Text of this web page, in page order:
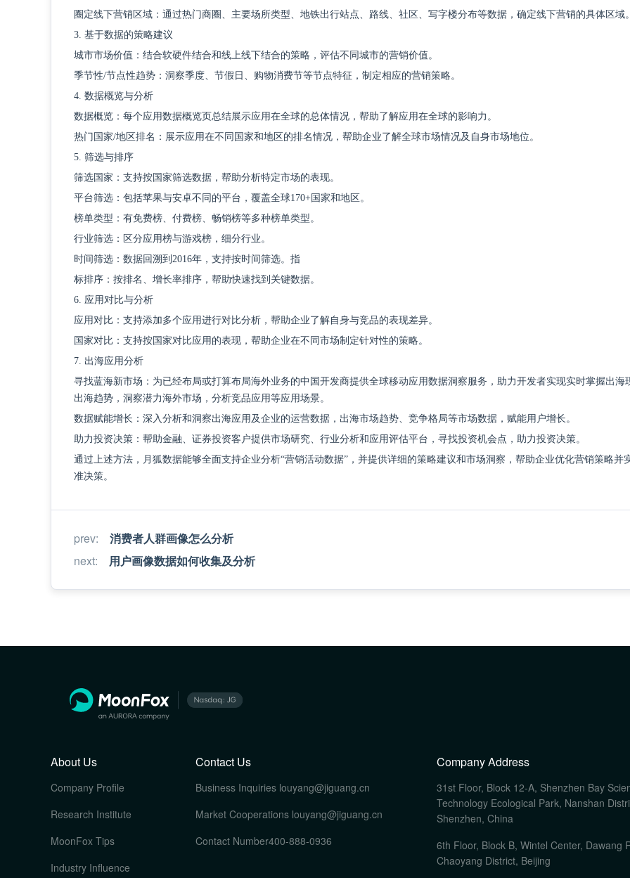
圈定线下营销区域：通过热门商圈、主要场所类型、地铁出行站点、路线、社区、写字楼分布等数据，确定线下营销的具体区域
3. 基于数据的策略建议
城市市场价值：结合软硬件结合和线上线下结合的策略，评估不同城市的营销价值。
季节性/节点性趋势：洞察季度、节假日、购物消费节等节点特征，制定相应的营销策略。
4. 数据概览与分析
数据概览：每个应用数据概览页总结展示应用在全球的总体情况，帮助了解应用在全球的影响力。
热门国家/地区排名：展示应用在不同国家和地区的排名情况，帮助企业了解全球市场情况及自身市场地位。
5. 筛选与排序
筛选国家：支持按国家筛选数据，帮助分析特定市场的表现。
平台筛选：包括苹果与安卓不同的平台，覆盖全球170+国家和地区。
榜单类型：有免费榜、付费榜、畅销榜等多种榜单类型。
行业筛选：区分应用榜与游戏榜，细分行业。
时间筛选：数据回溯到 2016年，支持按时间筛选。指
标排序：按排名、增长率排序，帮助快速找到关键数据。
6. 应用对比与分析
应用对比：支持添加多个应用进行对比分析，帮助企业了解自身与竞品的表现差异。
国家对比：支持按国家对比应用的表现，帮助企业在不同市场制定针对性的策略。
7. 出海应用分析
寻找蓝海新市场：为已经布局或打算布局海外业务的中国开发商提供全球移动应用数据洞察服务，助力开发者实现实时掌握出海
出海趋势，洞察潜力海外市场，分析竞品应用等应用场景。
数据赋能增长：深入分析和洞察出海应用及企业的运营数据，出海市场趋势、竞争格局等市场数据，赋能用户增长。
助力投资决策：帮助金融、证券投资客户提供市场研究、行业分析和应用评估平台，寻找投资机会点，助力投资决策。
通过上述方法，月狐数据能够全面支持企业分析“营销活动数据”，并提供详细的策略建议和市场洞察，帮助企业优化营销策略并
准决策。
prev:
消费者人群画像怎么分析
next: 用户画像数据如何收集及分析
About Us
Company Profile
Research Institute
MoonFox Tips
Industry Influence
Contact Us
Business Inquiries louyang@jiguang.cn
Market Cooperations louyang@jiguang.cn
Contact Number400-888-0936
Company Address
31st Floor, Block 12-A, Shenzhen Bay
Technology Ecological Park, Nanshan
Shenzhen, China
6th Floor, Block B, Wintel Center, Dawang
Chaoyang District, Beijing